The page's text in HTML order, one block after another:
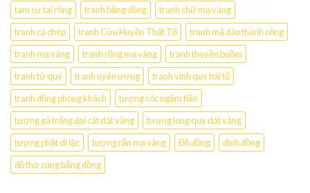
tam sự tai rồng
tranh bằng đồng
tranh chữ mạ vàng
tranh cá chép
tranh Cửu Huyền Thất Tổ
tranh mã đáo thành công
tranh mạ vàng
tranh rồng mạ vàng
tranh thuyền buồm
tranh tứ quý
tranh uyên ương
tranh vinh quy bái tổ
tranh đồng phòng khách
tượng cóc ngậm tiền
tượng gà trống đại cát dát vàng
tượng long quy dát vàng
tượng phật di lặc
tượng rắn mạ vàng Đồ đồng
đỉnh đồng
đồ thờ cúng bằng đồng